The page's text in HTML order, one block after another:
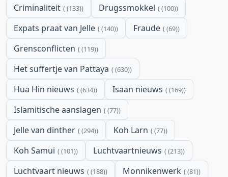
Criminaliteit (133) Drugssmokkel (100)
Expats praat van Jelle (140) Fraude (69)
Grensconflicten (119)
Het suffertje van Pattaya (630)
Hua Hin nieuws (634) Isaan nieuws (169)
Islamitische aanslagen (77)
Jelle van dinther (294) Koh Larn (77)
Koh Samui (101) Luchtvaartnieuws (213)
Luchtvaart nieuws (188) Monnikenwerk (81)